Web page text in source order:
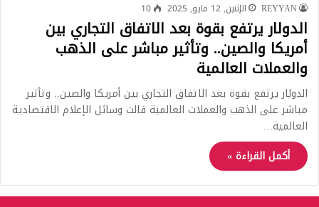
REYYAN الإثنين, 12 مايو, 2025 10
الدولار يرتفع بقوة بعد الاتفاق التجاري بين
أمريكا والصين.. وتأثير مباشر على الذهب
والعملات العالمية
الدولار يرتفع بقوة بعد الاتفاق التجاري بين أمريكا والصين.. وتأثير
مباشر على الذهب والعملات العالمية قالت وسائل الإعلام الاقتصادية
العالمية…
أكمل القراءة »